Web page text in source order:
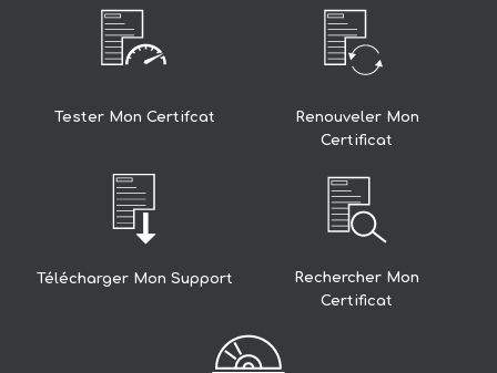
Tester Mon Certifcat
Renouveler Mon
Certificat
Télécharger Mon Support
Rechercher Mon
Certificat